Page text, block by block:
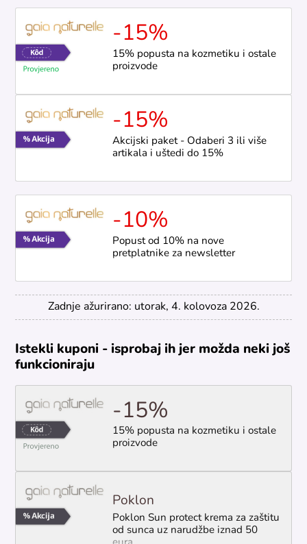
-15%
15% popusta na kozmetiku i ostale
proizvode
-15%
Akcijski paket - Odaberi 3 ili više
artikala i uštedi do 15%
-10%
Popust od 10% na nove
pretplatnike za newsletter
Zadnje ažurirano: utorak, 4. kolovoza 2026.
Istekli kuponi - isprobaj ih jer možda neki još
funkcioniraju
-15%
15% popusta na kozmetiku i ostale
proizvode
Poklon
Poklon Sun protect krema za zaštitu
od sunca uz narudžbe iznad 50